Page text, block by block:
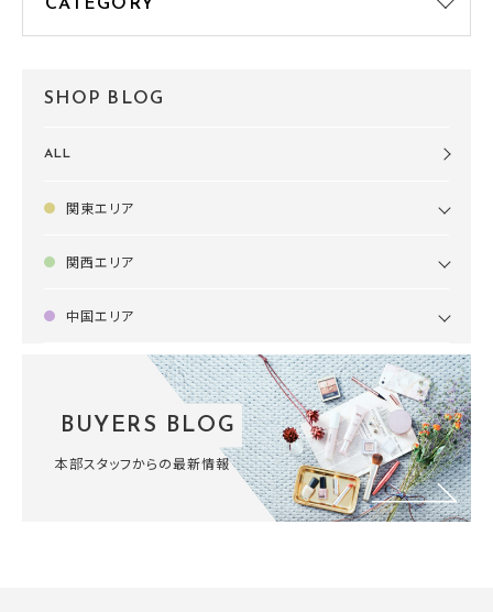
SHOP BLOG
ALL
関東エリア
関西エリア
中国エリア
BUYERS BLOG
本部スタッフからの最新情報